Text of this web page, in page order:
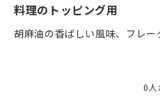
料理のトッピング用
胡麻油の香ばしい風味、フレ
0人